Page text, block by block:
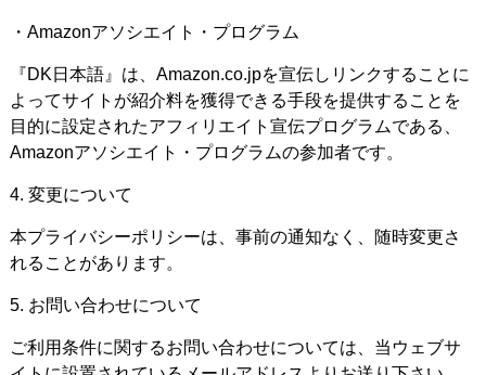
・Amazonアソシエイト・プログラム
『DK日本語』は、Amazon.co.jpを宣伝しリンクすることに
よってサイトが紹介料を獲得できる手段を提供することを
目的に設定されたアフィリエイト宣伝プログラムである、
Amazonアソシエイト・プログラムの参加者です。
4. 変更について
本プライバシーポリシーは、事前の通知なく、随時変更さ
れることがあります。
5. お問い合わせについて
ご利用条件に関するお問い合わせについては、当ウェブサ